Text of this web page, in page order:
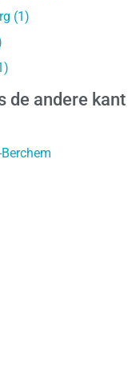
(1)
de andere kant